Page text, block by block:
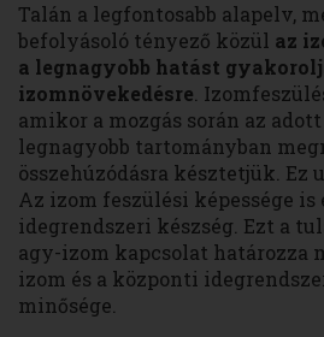
Talán a legfontosabb alapelv,
befolyásoló tényező közül az
a legnagyobb hatást
izomnövekedésre .
amikor a mozgás során az
legnagyobb tartományban
összehúzódásra késztetjük. Ez
Az izom feszülési képessége
idegrendszeri készség. Ezt a
agy-izom kapcsolat határozza
izom és a központi
minősége.